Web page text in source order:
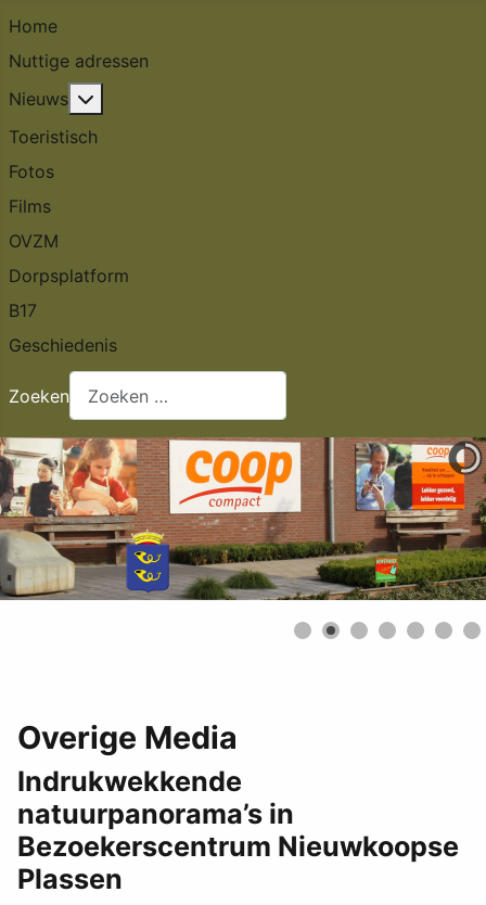
Home
Nuttige adressen
Nieuws
Toeristisch
Fotos
Films
OVZM
Dorpsplatform
B17
Geschiedenis
Zoeken
Overige Media
Indrukwekkende
natuurpanorama’s in
Bezoekerscentrum Nieuwkoopse
Plassen